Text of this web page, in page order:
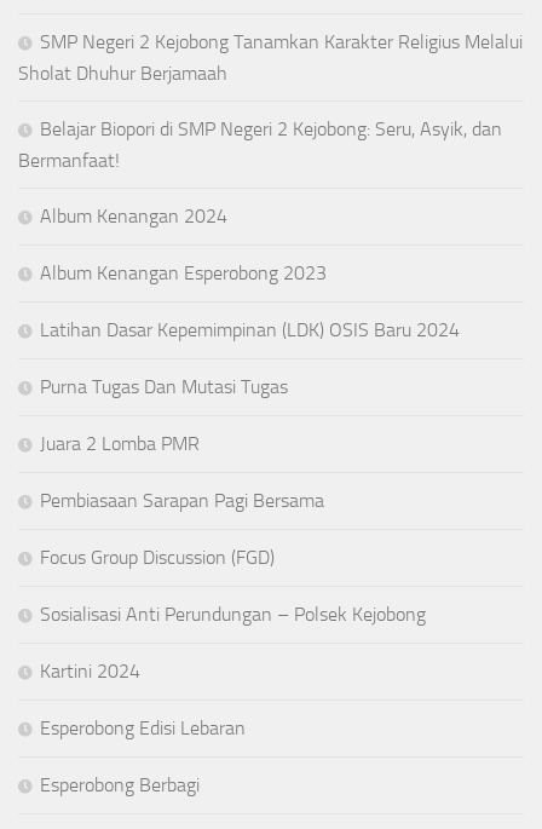
SMP Negeri 2 Kejobong Tanamkan Karakter Religius Melalui
Sholat Dhuhur Berjamaah
Belajar Biopori di SMP Negeri 2 Kejobong: Seru, Asyik, dan
Bermanfaat!
Album Kenangan 2024
Album Kenangan Esperobong 2023
Latihan Dasar Kepemimpinan (LDK) OSIS Baru 2024
Purna Tugas Dan Mutasi Tugas
Juara 2 Lomba PMR
Pembiasaan Sarapan Pagi Bersama
Focus Group Discussion (FGD)
Sosialisasi Anti Perundungan – Polsek Kejobong
Kartini 2024
Esperobong Edisi Lebaran
Esperobong Berbagi